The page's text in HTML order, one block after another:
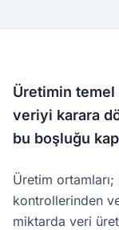
Üretimin
veriyi karara
bu boşluğu
Üretim
kontrollerinden
miktarda veri